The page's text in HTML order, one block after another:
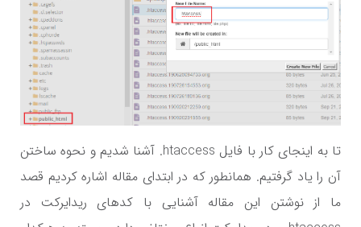
تا به اینجای کار با فایل htaccess. آشنا شدیم و نحوه ساختن
آن را یاد گرفتیم. همانطور که در ابتدای مقاله اشاره کردیم قصد
ما از نوشتن این مقاله آشنایی با کدهای ریدایرکت در